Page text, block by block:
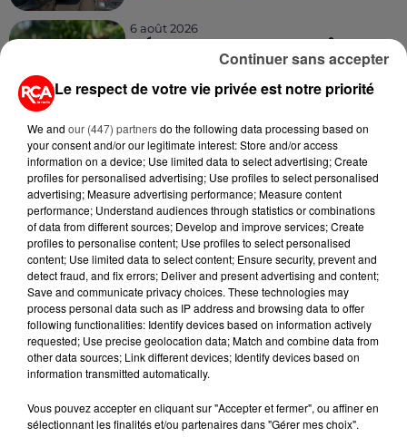
6 août 2026
MÉGOTS ET FEUX DE FORÊT : LES
INDUSTRIELS DU TABAC BIENTÔT
TAXÉS...
6 août 2026
CANICULE : POURQUOI LES
BOUTEILLES D'EAU
DISPARAISSENT DES RAYONS...
5 août 2026
MANGER SAINEMENT COÛTE 25 %
PLUS CHER QU'IL Y A CINQ ANS,
ALERTE L’ONU
5 août 2026
QUELLES SONT LES MARQUES QUI
OFFRENT LE MEILLEUR RAPPORT...
Le respect de votre vie privée est notre priorité
We and our (447) partnersdo the following data processing based on
your consent and/or our legitimate interest: Store and/or access
information on a device; Use limited data to select advertising; Create
profiles for personalised advertising; Use profiles to select personalised
advertising; Measure advertising performance; Measure content
performance; Understand audiences through statistics or combinations
of data from different sources; Develop and improve services; Create
profiles to personalise content; Use profiles to select personalised
content; Use limited data to select content; Ensure security, prevent and
detect fraud, and fix errors; Deliver and present advertising and content;
Save and communicate privacy choices. These technologies may
process personal data such as IP address and browsing data to offer
following functionalities: Identify devices based on information actively
requested; Use precise geolocation data; Match and combine data from
other data sources; Link different devices; Identify devices based on
information transmitted automatically.
Vous pouvez accepter en cliquant sur "Accepter et fermer", ou affiner en
sélectionnant les finalités et/ou partenaires dans "Gérer mes choix".
Continuer sans accepter